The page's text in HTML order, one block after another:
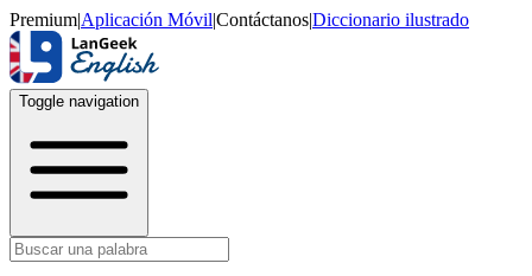
Premium|Aplicación Móvil|Contáctanos|Diccionario ilustrado
Toggle navigation